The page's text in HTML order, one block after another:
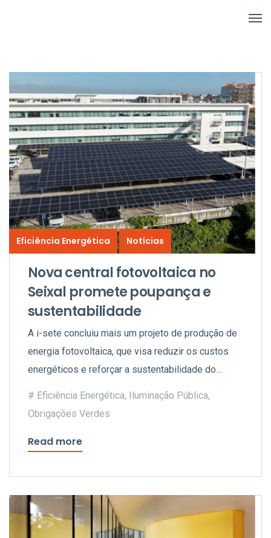
Eficiência Energética Notícias
Nova central fotovoltaica no
Seixal promete poupança e
sustentabilidade
A i-sete concluiu mais um projeto de produção de
energia fotovoltaica, que visa reduzir os custos
energéticos e reforçar a sustentabilidade do
Eficiência Energética, Iluminação Pública,
Obrigações Verdes
Read more